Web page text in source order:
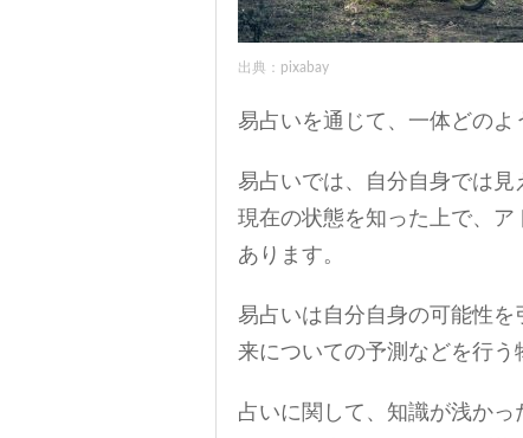
出典：pixabay
易占いを通じて、一体どのよ
易占いでは、自分自身では見
現在の状態を知った上で、
あります。
易占いは自分自身の可能性
来についての予測などを行う
占いに関して、知識が浅か